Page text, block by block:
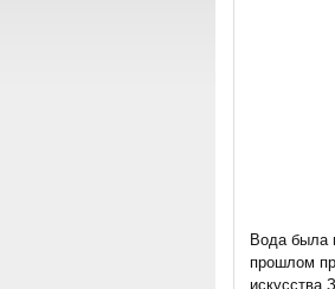
Вода была
прошлом
искусства